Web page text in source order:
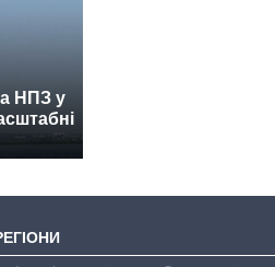
НПЗ у